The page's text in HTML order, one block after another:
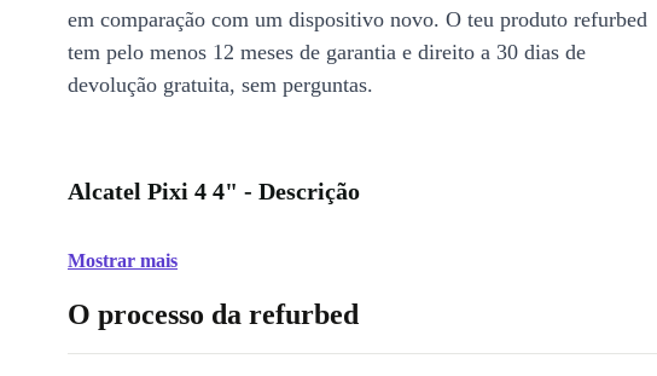
em comparação com um dispositivo novo. O teu produto refurbed
tem pelo menos 12 meses de garantia e direito a 30 dias de
devolução gratuita, sem perguntas.
Alcatel Pixi 4 4" - Descrição
Mostrar mais
O processo da refurbed